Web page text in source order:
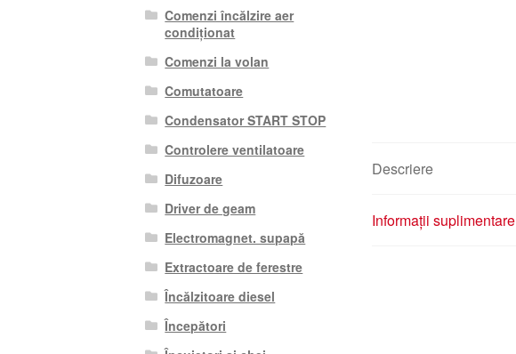
Descriere
Informații suplimentare
Comenzi încălzire aer
condiționat
Comenzi la volan
Comutatoare
Condensator START STOP
Controlere ventilatoare
Difuzoare
Driver de geam
Electromagnet. supapă
Extractoare de ferestre
Încălzitoare diesel
Începători